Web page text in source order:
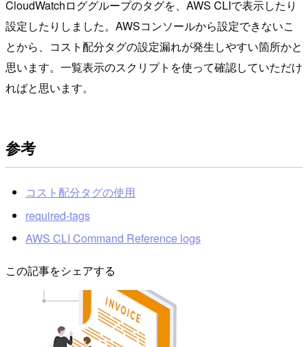
CloudWatchロググループのタグを、AWS CLIで表示したり
設定したりしました。AWSコンソールから設定できないこ
とから、コスト配分タグの設定漏れが発生しやすい箇所かと
思います。一覧表示のスクリプトを使って確認していただけ
ればと思います。
参考
コスト配分タグの使用
required-tags
AWS CLI Command Reference logs
この記事をシェアする